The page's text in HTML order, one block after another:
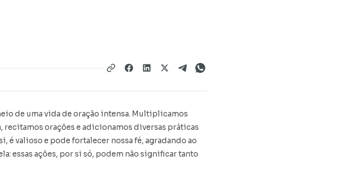
de uma vida de oração intensa. Multiplicamos
recitamos orações e adicionamos diversas práticas
é valioso e pode fortalecer nossa fé, agradando ao
essas ações, por si só, podem não significar tanto